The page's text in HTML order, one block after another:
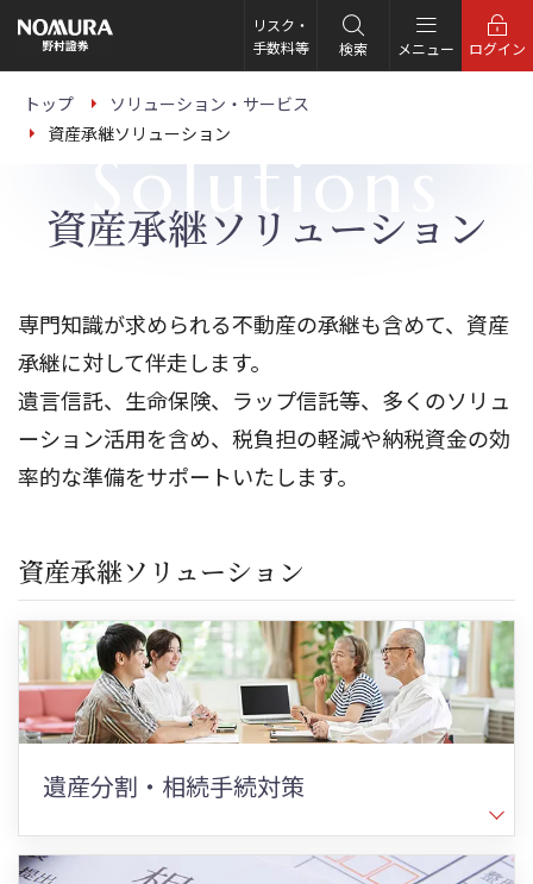
の
ー
リスク・
手数料等
検索 メニュー ログイン
トップ
ソリューション・サービス
資産承継ソリューション
Solutions
資産承継ソリューション
専門知識が求められる不動産の承継も含めて、資産
承継に対して伴走します。
遺言信託、生命保険、ラップ信託等、多くのソリュ
ーション活用を含め、税負担の軽減や納税資金の効
率的な準備をサポートいたします。
資産承継ソリューション
遺産分割・相続手続対策